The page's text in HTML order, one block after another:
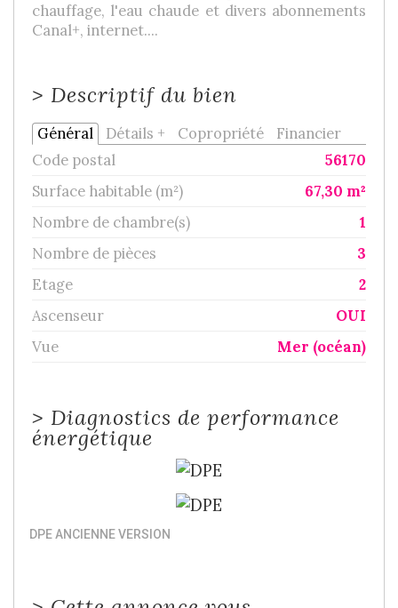
chauffage, l'eau chaude et divers abonnements
Canal+, internet....
> Descriptif du bien
Général Détails + Copropriété
Financier
Code postal
56170
Surface habitable (m²)
67,30 m²
Nombre de chambre(s)
1
Nombre de pièces
3
Etage
2
Ascenseur
OUI
Vue
Mer (océan)
> Diagnostics de performance
énergétique
DPE ANCIENNE VERSION